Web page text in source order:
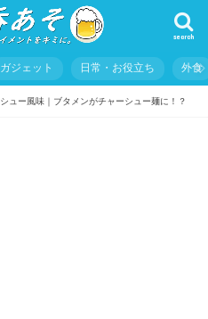
search
ガジェット 日常・お役立ち 外食
ュー風味｜ブタメンがチャーシュー麺に！？